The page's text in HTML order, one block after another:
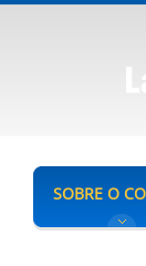
SOBRE O